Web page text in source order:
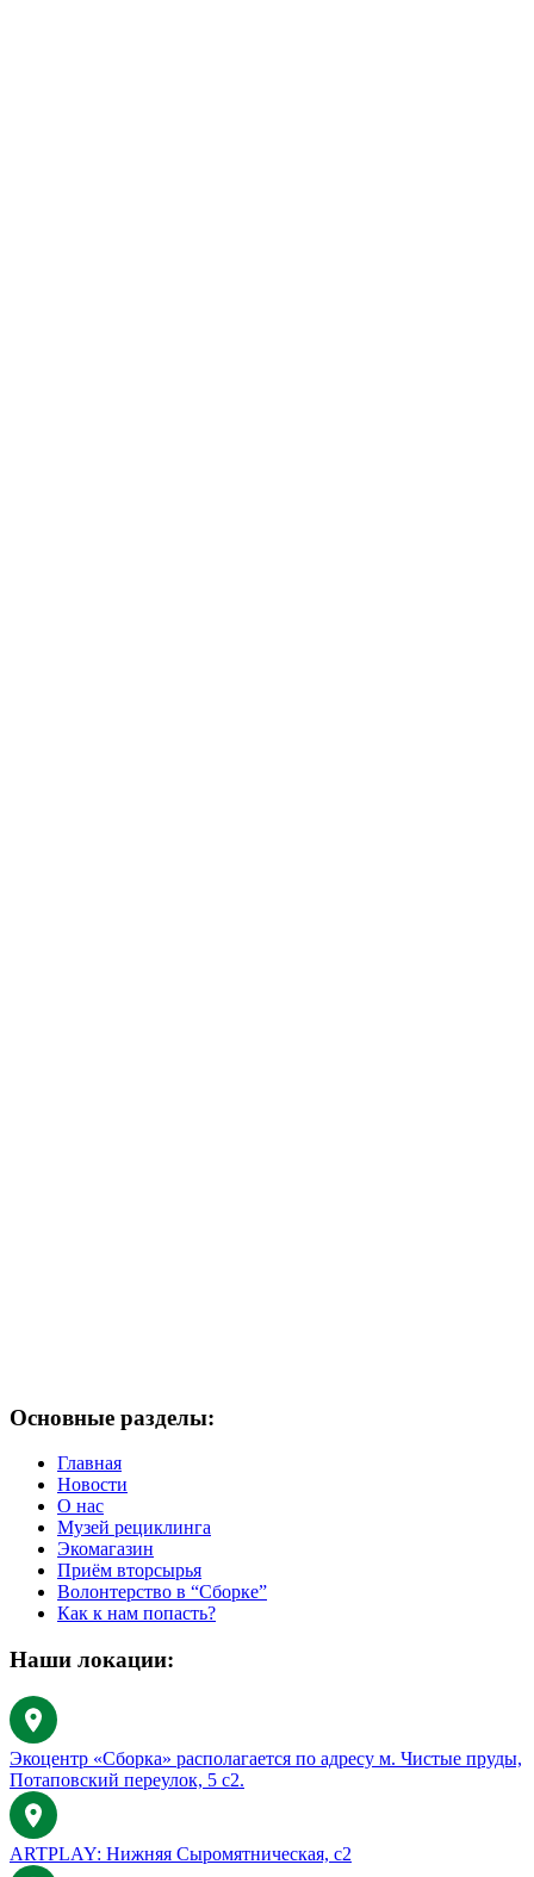
Основные разделы:
Главная
Новости
О нас
Музей рециклинга
Экомагазин
Приём вторсырья
Волонтерство в “Сборке”
Как к нам попасть?
Наши локации:
Экоцентр «Сборка» располагается по адресу м. Чистые пруды,
Потаповский переулок, 5 с2.
ARTPLAY: Нижняя Сыромятническая, с2